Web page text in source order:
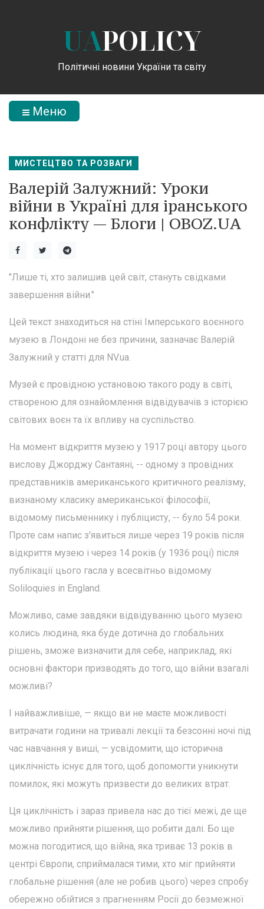
UAPOLICY
Політичні новини України та світу
Меню
МИСТЕЦТВО ТА РОЗВАГИ
Валерій Залужний: Уроки
війни в Україні для іранського
конфлікту — Блоги | OBOZ.UA
"Лише ті, хто залишив цей світ, стануть свідками
завершення війни."
Цей текст знаходиться на стіні Імперського воєнного
музею в Лондоні не без причини, зазначає Валерій
Залужний у статті для NV.ua.
Музей є провідною установою такого роду в світі,
створеною для ознайомлення відвідувачів з історією
світових воєн та їх впливу на суспільство.
На момент відкриття музею у 1917 році автору цього
вислову Джорджу Сантаяні, -- одному з провідних
представників американського критичного реалізму,
визнаному класику американської філософії,
відомому письменнику і публіцисту, -- було 54 роки.
Проте сам напис з'явиться лише через 19 років після
відкриття музею і через 14 років (у 1936 році) після
публікації цього гасла у всесвітньо відомому
Soliloquies in England.
Можливо, саме завдяки відвідуванню цього музею
колись людина, яка буде дотична до глобальних
рішень, зможе визначити для себе, наприклад, які
основні фактори призводять до того, що війни взагалі
можливі?
І найважливіше, — якщо ви не маєте можливості
витрачати години на тривалі лекції та безсонні ночі під
час навчання у виші, — усвідомити, що історична
циклічність існує для того, щоб допомогти уникнути
помилок, які можуть призвести до великих втрат.
Ця циклічність і зараз привела нас до тієї межі, де ще
можливо прийняти рішення, що робити далі. Бо ще
можна погодитися, що війна, яка триває 13 років в
центрі Європи, сприймалася тими, хто міг прийняти
глобальне рішення (але не робив цього) через спробу
обережно обійтися з прагненням Росії до безмежної